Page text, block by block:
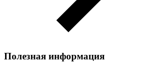
Полезная информация